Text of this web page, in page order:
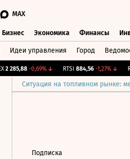
MAX
Бизнес Экономика Финансы
Идеи управления Город
2 285,88 -0,69%↓ RTSI 884,56 -1,27%↓
Ситуация на топливном рынке:
Подписка